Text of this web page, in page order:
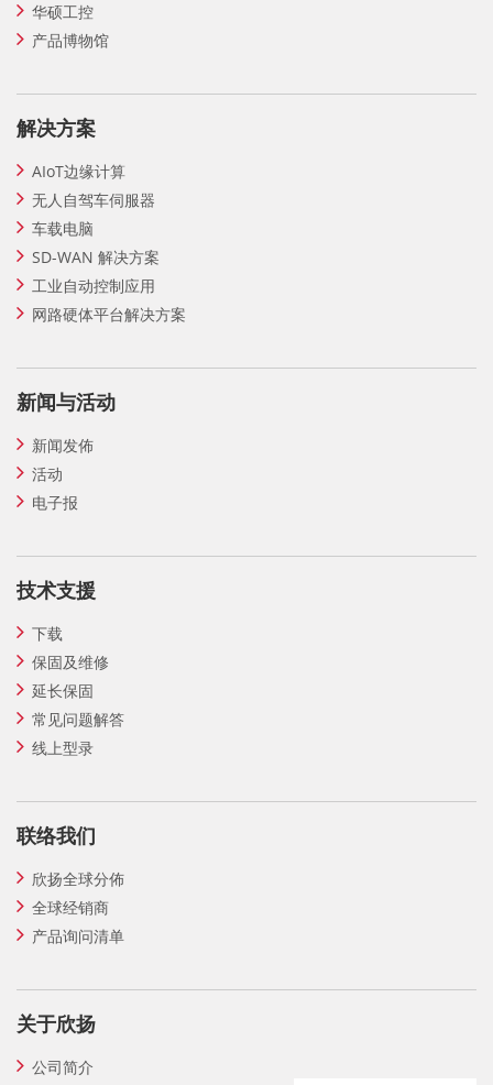
华硕工控
产品博物馆
解决方案
AIoT边缘计算
无人自驾车伺服器
车载电脑
SD-WAN 解决方案
工业自动控制应用
网路硬体平台解决方案
新闻与活动
新闻发佈
活动
电子报
技术支援
下载
保固及维修
延长保固
常见问题解答
线上型录
联络我们
欣扬全球分佈
全球经销商
产品询问清单
关于欣扬
公司简介